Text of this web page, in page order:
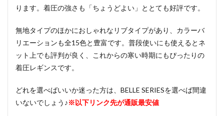
ります。着圧の強さも「ちょうどよい」ととても好評です。
無地タイプのほかにおしゃれなリブタイプがあり、カラーバ
リエーションも全15色と豊富です。普段使いにも使えるとネ
ット上でも評判が良く、これからの寒い時期にもぴったりの
着圧レギンスです。
どれを選べばいいか迷った方は、BELLE SERIESを選べば間違
いないでしょう♪※以下リンク先が通販最安値